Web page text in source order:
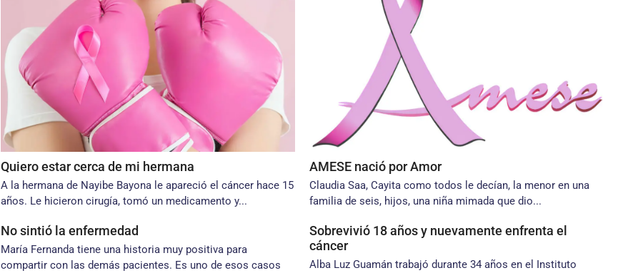
Quiero estar cerca de mi hermana
A la hermana de Nayibe Bayona le apareció el cáncer hace 15
años. Le hicieron cirugía, tomó un medicamento y...
AMESE nació por Amor
Claudia Saa, Cayita como todos le decían, la menor en una
familia de seis, hijos, una niña mimada que dio...
No sintió la enfermedad
María Fernanda tiene una historia muy positiva para
compartir con las demás pacientes. Es uno de esos casos
Sobrevivió 18 años y nuevamente enfrenta el
cáncer
Alba Luz Guamán trabajó durante 34 años en el Instituto